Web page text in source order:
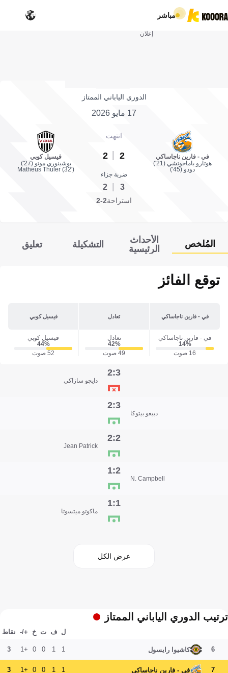
مباشر
إعلان
الدوري الياباني الممتاز
17 مايو 2026
في - فارين ناجاساكي
هوتارو ياماجوتشي (21')
دودو (45')
انتهت
2
2
ضربة جزاء
3
2
فيسيل كوبي
يوشينوري موتو (27')
Matheus Thuler (32')
استراحة2-2
المُلخص
الأحداث
الرئيسية
التشكيلة تعليق
توقع الفائز
في - فارين ناجاساكي تعادل فيسيل كوبي
في - فارين ناجاساكي
14‎%‎
16 صوت
تعادل
42‎%‎
49 صوت
فيسيل كوبي
44‎%‎
52 صوت
دايجو سازاكي
3:2
دييغو بيتوكا
3:2
Jean Patrick
2:2
N. Campbell
2:1
ماكوتو ميتسوتا
1:1
عرض الكل
ترتيب الدوري الياباني الممتاز
ل ف ت خ +/- نقاط
6 كاشيوا رايسول 1
1
0
0
+1
3
7 في - فارين ناجاساكي 1
1
0
0
+1
3